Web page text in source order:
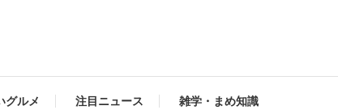
グルメ 注目ニュース 雑学・まめ知識